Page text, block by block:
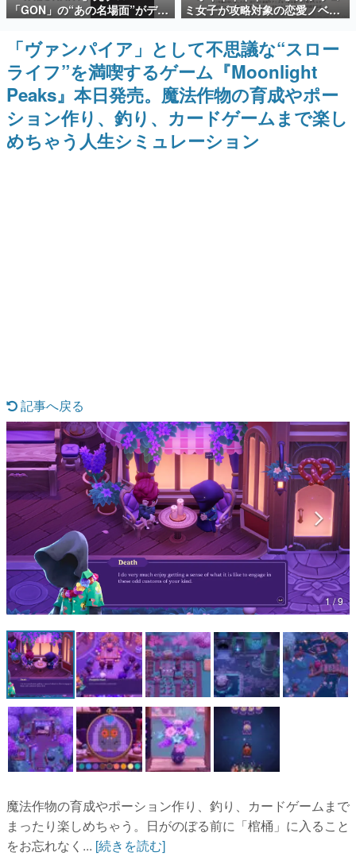
の姿を追い、彼らのルーツと情熱を探っていきます。
ゲーム世代の作家たち
ゲームに多大な影響を受けた作家さんに取材し、ゲームが
日本のコンテンツ産業やカルチャーに与えた影響を探る企
画です。
日本モバイルゲーム産業史
日本のモバイルゲーム史における主要なトピック・タイト
ルを網羅するほか、開発者へのインタビューや識者による
解説を掲載。約20年の歴史が一望できる決定版！
特集記事
マンガ
女性向け
アプリレビュー
その他
電ファミニコゲーマーとは？
運営：株式会社マレ
「GON」の“あの名場面”がデザ
インされた新作グッズが本日8月
5日より期間限定で発売。Tシャ
ツやコインケース、アクキーな
どが全品受注生産で登場、過去
に発売したグッズの再販も
ミ女子が攻略対象の恋愛ノベル
ゲーム『美術部カノジョ』
Steamストアページが公開。
「お前らーそろそろ自重しろ
ー？＾＾」暗黒微笑の夢女子
や、萌え声不思議ちゃん女子と
青春を謳歌
「ヴァンパイア」として不思議な“スロー
ライフ”を満喫するゲーム『Moonlight
Peaks』本日発売。魔法作物の育成やポー
ション作り、釣り、カードゲームまで楽し
めちゃう人生シミュレーション
記事へ戻る
1 / 9
魔法作物の育成やポーション作り、釣り、カードゲームまで
まったり楽しめちゃう。日がのぼる前に「棺桶」に入ること
をお忘れなく... [続きを読む]